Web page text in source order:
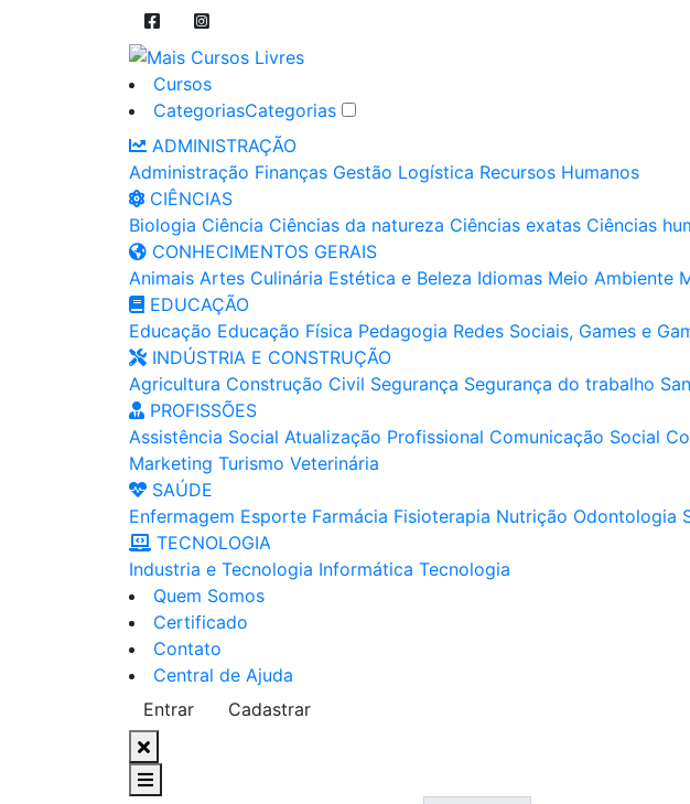
Cursos
CategoriasCategorias
ADMINISTRAÇÃO
Administração Finanças Gestão Logística Recursos Humanos
CIÊNCIAS
Biologia Ciência Ciências da natureza Ciências exatas Ciências
CONHECIMENTOS GERAIS
Animais Artes Culinária Estética e Beleza Idiomas Meio Ambiente
EDUCAÇÃO
Educação Educação Física Pedagogia Redes Sociais, Games e
INDÚSTRIA E CONSTRUÇÃO
Agricultura Construção Civil Segurança Segurança do trabalho
PROFISSÕES
Assistência Social Atualização Profissional Comunicação Social
Marketing Turismo Veterinária
SAÚDE
Enfermagem Esporte Farmácia Fisioterapia Nutrição Odontologia
TECNOLOGIA
Industria e Tecnologia Informática Tecnologia
Quem Somos
Certificado
Contato
Central de Ajuda
Entrar
Cadastrar